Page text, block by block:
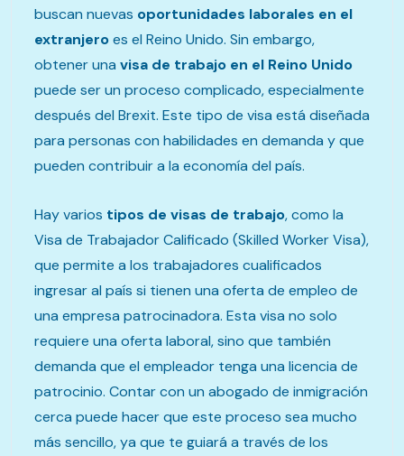
buscan nuevas oportunidades laborales en el
extranjeroes el Reino Unido. Sin embargo,
obtener una visa de trabajo en el Reino Unido
puede ser un proceso complicado, especialmente
después del Brexit. Este tipo de visa está diseñada
para personas con habilidades en demanda y que
pueden contribuir a la economía del país.
Hay varios tipos de visas de trabajo, como la
Visa de Trabajador Calificado (Skilled Worker Visa),
que permite a los trabajadores cualificados
ingresar al país si tienen una oferta de empleo de
una empresa patrocinadora. Esta visa no solo
requiere una oferta laboral, sino que también
demanda que el empleador tenga una licencia de
patrocinio. Contar con un abogado de inmigración
cerca puede hacer que este proceso sea mucho
más sencillo, ya que te guiará a través de los